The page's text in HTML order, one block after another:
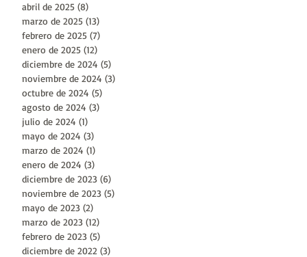
abril de 2025 (8)
marzo de 2025 (13)
febrero de 2025 (7)
enero de 2025 (12)
diciembre de 2024 (5)
noviembre de 2024 (3)
octubre de 2024 (5)
agosto de 2024 (3)
julio de 2024 (1)
mayo de 2024 (3)
marzo de 2024 (1)
enero de 2024 (3)
diciembre de 2023 (6)
noviembre de 2023 (5)
mayo de 2023 (2)
marzo de 2023 (12)
febrero de 2023 (5)
diciembre de 2022 (3)